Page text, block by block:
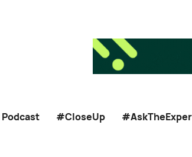
Podcast #CloseUp